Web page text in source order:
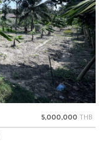
5,000,000 THB